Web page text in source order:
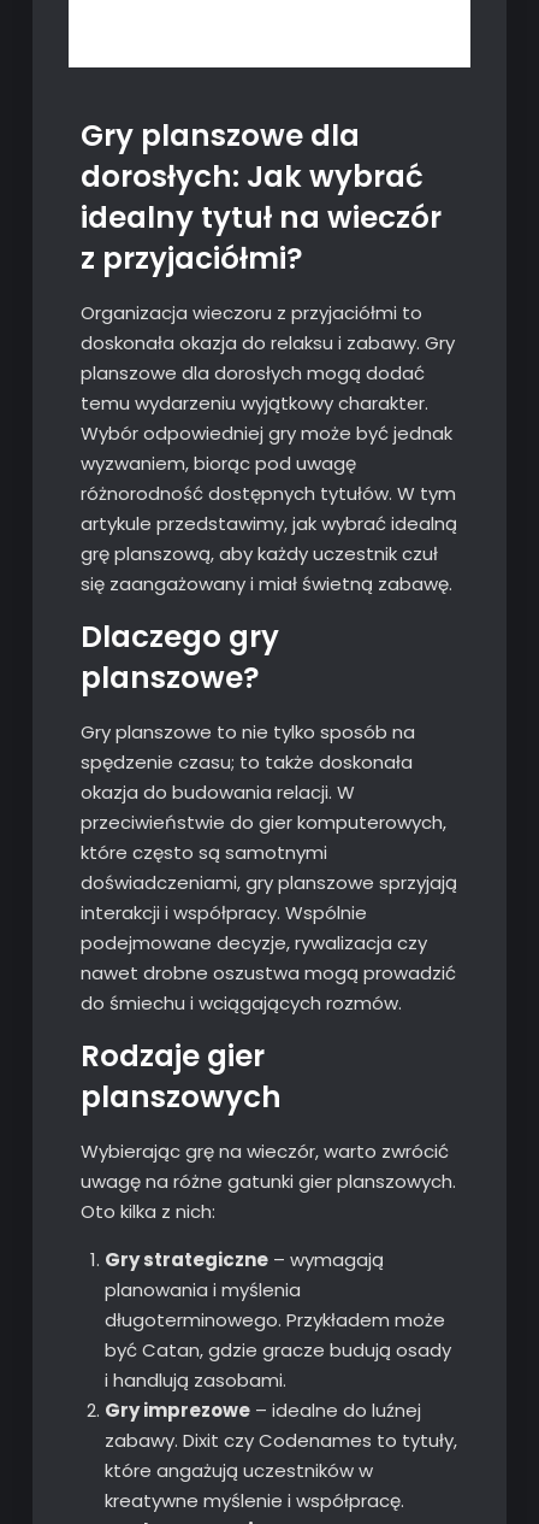
Gry planszowe dla
dorosłych: Jak wybrać
idealny tytuł na wieczór
z przyjaciółmi?
Organizacja wieczoru z przyjaciółmi to
doskonała okazja do relaksu i zabawy. Gry
planszowe dla dorosłych mogą dodać
temu wydarzeniu wyjątkowy charakter.
Wybór odpowiedniej gry może być jednak
wyzwaniem, biorąc pod uwagę
różnorodność dostępnych tytułów. W tym
artykule przedstawimy, jak wybrać idealną
grę planszową, aby każdy uczestnik czuł
się zaangażowany i miał świetną zabawę.
Dlaczego gry
planszowe?
Gry planszowe to nie tylko sposób na
spędzenie czasu; to także doskonała
okazja do budowania relacji. W
przeciwieństwie do gier komputerowych,
które często są samotnymi
doświadczeniami, gry planszowe sprzyjają
interakcji i współpracy. Wspólnie
podejmowane decyzje, rywalizacja czy
nawet drobne oszustwa mogą prowadzić
do śmiechu i wciągających rozmów.
Rodzaje gier
planszowych
Wybierając grę na wieczór, warto zwrócić
uwagę na różne gatunki gier planszowych.
Oto kilka z nich:
Gry strategiczne– wymagają
planowania i myślenia
długoterminowego. Przykładem może
być Catan, gdzie gracze budują osady
i handlują zasobami.
Gry imprezowe– idealne do luźnej
zabawy. Dixit czy Codenames to tytuły,
które angażują uczestników w
kreatywne myślenie i współpracę.